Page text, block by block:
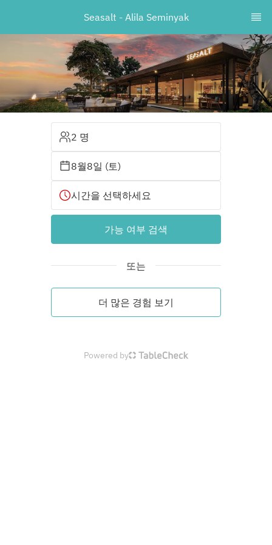
Seasalt - Alila Seminyak
2 명
8월8일 (토)
시간을 선택하세요
가능 여부 검색
또는
더 많은 경험 보기
Powered by